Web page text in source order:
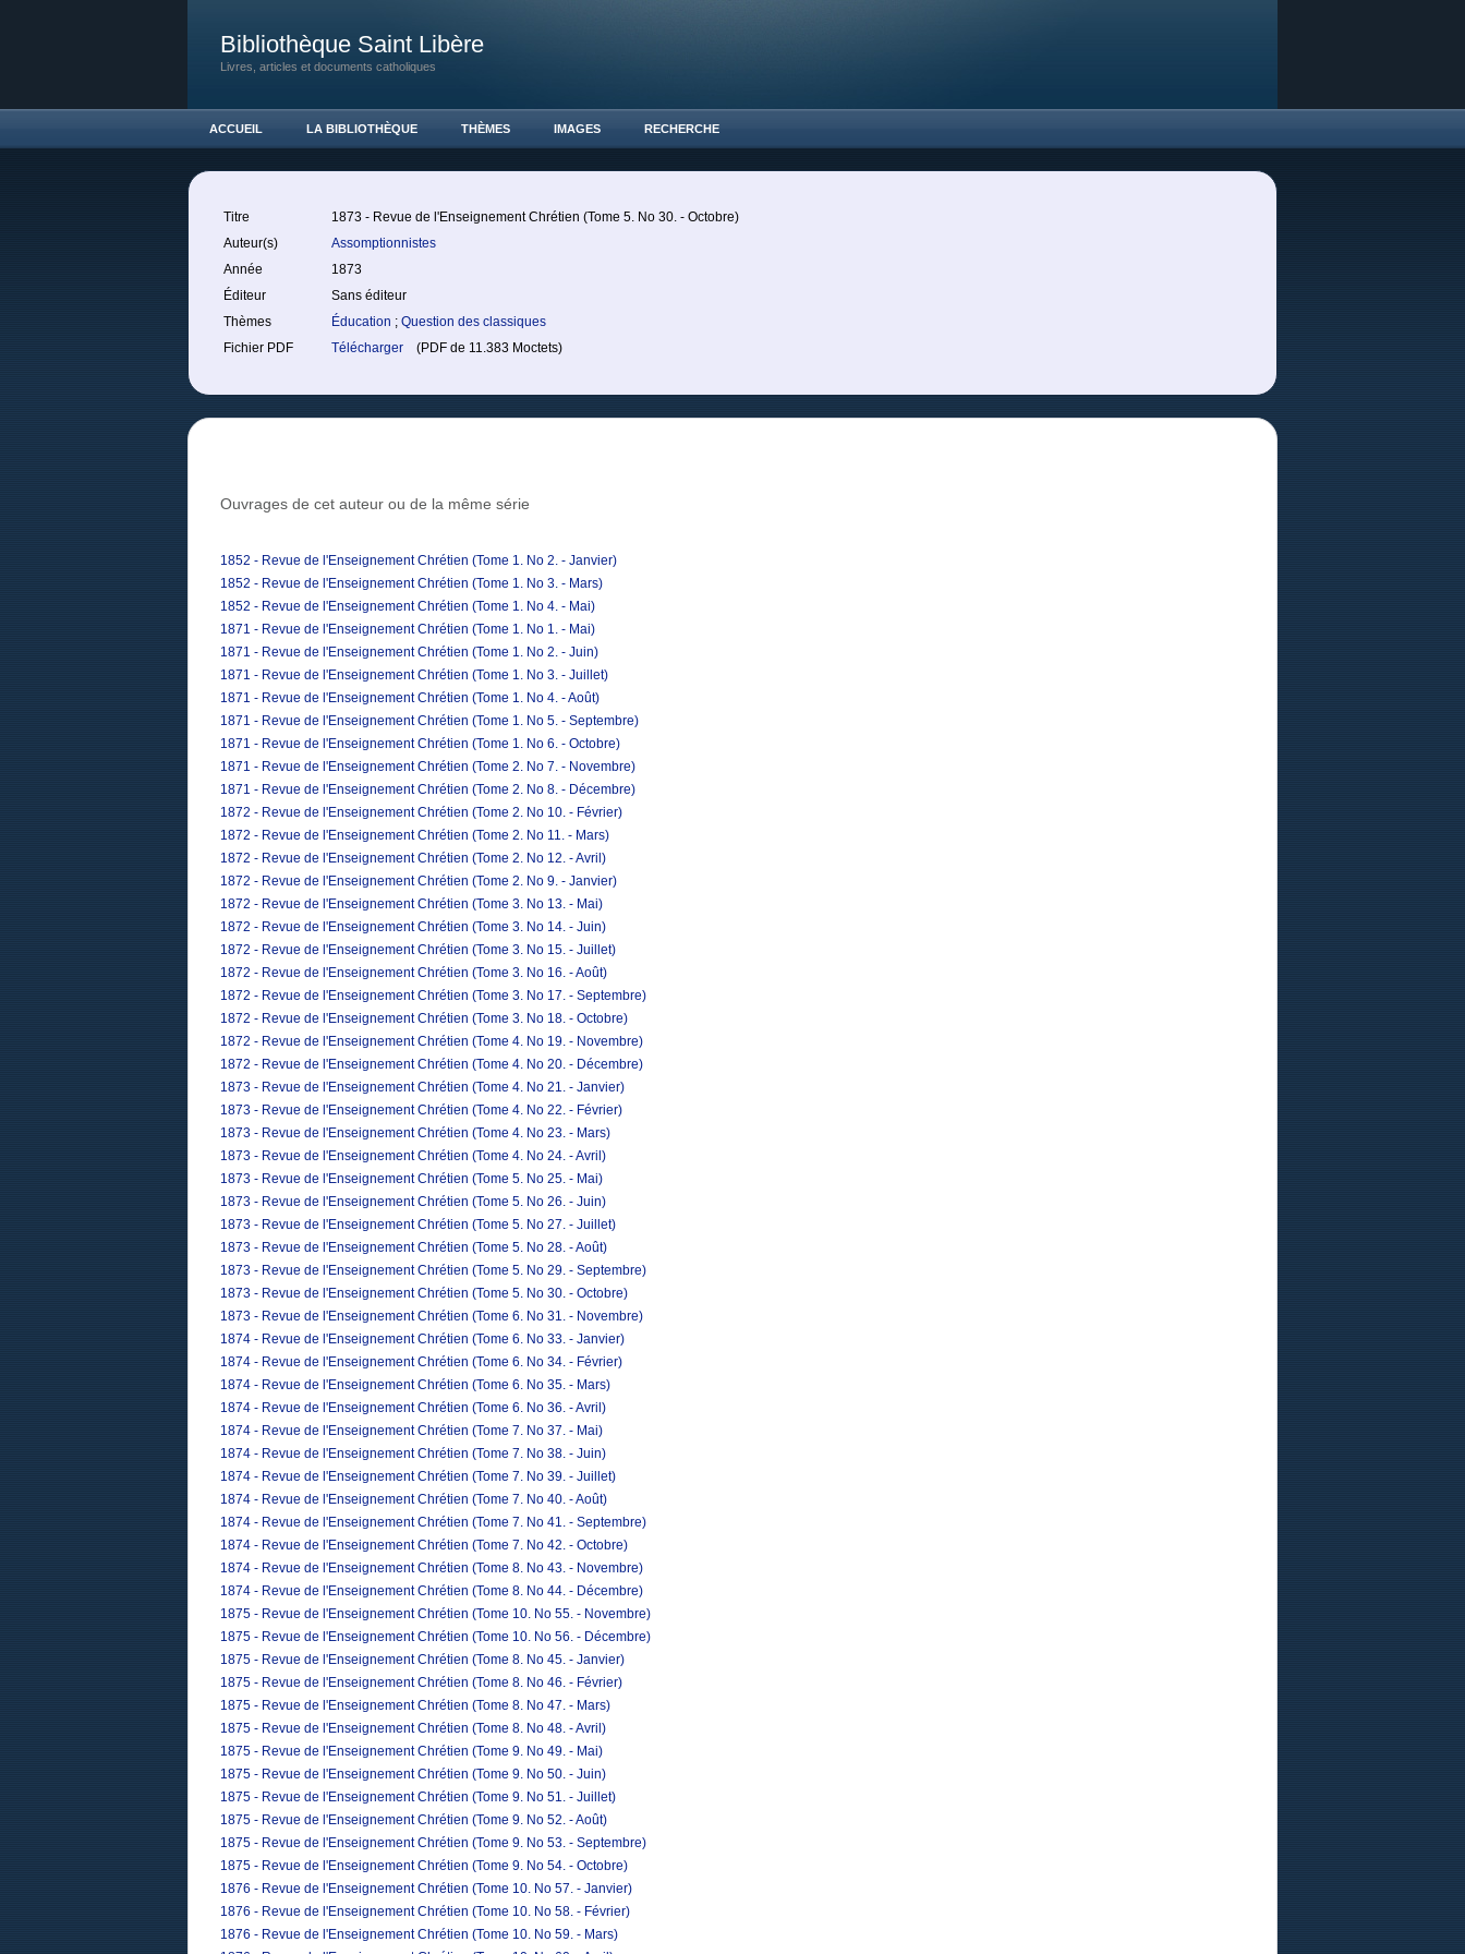
Bibliothèque Saint Libère
Livres, articles et documents catholiques
ACCUEIL LA BIBLIOTHÈQUE THÈMES IMAGES RECHERCHE
Titre
1873 - Revue de l'Enseignement Chrétien (Tome 5. No 30. - Octobre)
Auteur(s)
Assomptionnistes
Année
1873
Éditeur
Sans éditeur
Thèmes
Éducation ; Question des classiques
Fichier PDF
Télécharger (PDF de 11.383 Moctets)
Ouvrages de cet auteur ou de la même série
1852 - Revue de l'Enseignement Chrétien (Tome 1. No 2. - Janvier)
1852 - Revue de l'Enseignement Chrétien (Tome 1. No 3. - Mars)
1852 - Revue de l'Enseignement Chrétien (Tome 1. No 4. - Mai)
1871 - Revue de l'Enseignement Chrétien (Tome 1. No 1. - Mai)
1871 - Revue de l'Enseignement Chrétien (Tome 1. No 2. - Juin)
1871 - Revue de l'Enseignement Chrétien (Tome 1. No 3. - Juillet)
1871 - Revue de l'Enseignement Chrétien (Tome 1. No 4. - Août)
1871 - Revue de l'Enseignement Chrétien (Tome 1. No 5. - Septembre)
1871 - Revue de l'Enseignement Chrétien (Tome 1. No 6. - Octobre)
1871 - Revue de l'Enseignement Chrétien (Tome 2. No 7. - Novembre)
1871 - Revue de l'Enseignement Chrétien (Tome 2. No 8. - Décembre)
1872 - Revue de l'Enseignement Chrétien (Tome 2. No 10. - Février)
1872 - Revue de l'Enseignement Chrétien (Tome 2. No 11. - Mars)
1872 - Revue de l'Enseignement Chrétien (Tome 2. No 12. - Avril)
1872 - Revue de l'Enseignement Chrétien (Tome 2. No 9. - Janvier)
1872 - Revue de l'Enseignement Chrétien (Tome 3. No 13. - Mai)
1872 - Revue de l'Enseignement Chrétien (Tome 3. No 14. - Juin)
1872 - Revue de l'Enseignement Chrétien (Tome 3. No 15. - Juillet)
1872 - Revue de l'Enseignement Chrétien (Tome 3. No 16. - Août)
1872 - Revue de l'Enseignement Chrétien (Tome 3. No 17. - Septembre)
1872 - Revue de l'Enseignement Chrétien (Tome 3. No 18. - Octobre)
1872 - Revue de l'Enseignement Chrétien (Tome 4. No 19. - Novembre)
1872 - Revue de l'Enseignement Chrétien (Tome 4. No 20. - Décembre)
1873 - Revue de l'Enseignement Chrétien (Tome 4. No 21. - Janvier)
1873 - Revue de l'Enseignement Chrétien (Tome 4. No 22. - Février)
1873 - Revue de l'Enseignement Chrétien (Tome 4. No 23. - Mars)
1873 - Revue de l'Enseignement Chrétien (Tome 4. No 24. - Avril)
1873 - Revue de l'Enseignement Chrétien (Tome 5. No 25. - Mai)
1873 - Revue de l'Enseignement Chrétien (Tome 5. No 26. - Juin)
1873 - Revue de l'Enseignement Chrétien (Tome 5. No 27. - Juillet)
1873 - Revue de l'Enseignement Chrétien (Tome 5. No 28. - Août)
1873 - Revue de l'Enseignement Chrétien (Tome 5. No 29. - Septembre)
1873 - Revue de l'Enseignement Chrétien (Tome 5. No 30. - Octobre)
1873 - Revue de l'Enseignement Chrétien (Tome 6. No 31. - Novembre)
1874 - Revue de l'Enseignement Chrétien (Tome 6. No 33. - Janvier)
1874 - Revue de l'Enseignement Chrétien (Tome 6. No 34. - Février)
1874 - Revue de l'Enseignement Chrétien (Tome 6. No 35. - Mars)
1874 - Revue de l'Enseignement Chrétien (Tome 6. No 36. - Avril)
1874 - Revue de l'Enseignement Chrétien (Tome 7. No 37. - Mai)
1874 - Revue de l'Enseignement Chrétien (Tome 7. No 38. - Juin)
1874 - Revue de l'Enseignement Chrétien (Tome 7. No 39. - Juillet)
1874 - Revue de l'Enseignement Chrétien (Tome 7. No 40. - Août)
1874 - Revue de l'Enseignement Chrétien (Tome 7. No 41. - Septembre)
1874 - Revue de l'Enseignement Chrétien (Tome 7. No 42. - Octobre)
1874 - Revue de l'Enseignement Chrétien (Tome 8. No 43. - Novembre)
1874 - Revue de l'Enseignement Chrétien (Tome 8. No 44. - Décembre)
1875 - Revue de l'Enseignement Chrétien (Tome 10. No 55. - Novembre)
1875 - Revue de l'Enseignement Chrétien (Tome 10. No 56. - Décembre)
1875 - Revue de l'Enseignement Chrétien (Tome 8. No 45. - Janvier)
1875 - Revue de l'Enseignement Chrétien (Tome 8. No 46. - Février)
1875 - Revue de l'Enseignement Chrétien (Tome 8. No 47. - Mars)
1875 - Revue de l'Enseignement Chrétien (Tome 8. No 48. - Avril)
1875 - Revue de l'Enseignement Chrétien (Tome 9. No 49. - Mai)
1875 - Revue de l'Enseignement Chrétien (Tome 9. No 50. - Juin)
1875 - Revue de l'Enseignement Chrétien (Tome 9. No 51. - Juillet)
1875 - Revue de l'Enseignement Chrétien (Tome 9. No 52. - Août)
1875 - Revue de l'Enseignement Chrétien (Tome 9. No 53. - Septembre)
1875 - Revue de l'Enseignement Chrétien (Tome 9. No 54. - Octobre)
1876 - Revue de l'Enseignement Chrétien (Tome 10. No 57. - Janvier)
1876 - Revue de l'Enseignement Chrétien (Tome 10. No 58. - Février)
1876 - Revue de l'Enseignement Chrétien (Tome 10. No 59. - Mars)